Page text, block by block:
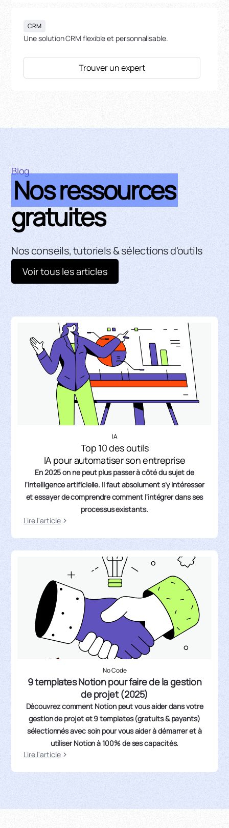
CRM
Une solution CRM flexible et personnalisable.
Trouver un expert
Blog
Nos ressources
gratuites
Nos conseils, tutoriels & sélections d'outils
Voir tous les articles
IA
Top 10 des outils
IA pour automatiser son entreprise
En 2025 on ne peut plus passer à côté du sujet de
l'intelligence artificielle. Il faut absolument s'y intéresser
et essayer de comprendre comment l'intégrer dans ses
processus existants.
Lire l'article
No Code
9 templates Notion pour faire de la gestion
de projet (2025)
Découvrez comment Notion peut vous aider dans votre
gestion de projet et 9 templates (gratuits & payants)
sélectionnés avec soin pour vous aider à démarrer et à
utiliser Notion à 100% de ses capacités.
Lire l'article